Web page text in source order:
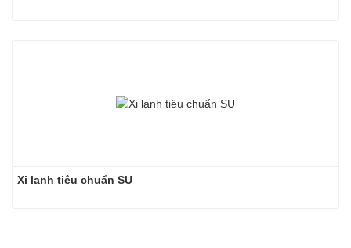
Xi lanh tiêu chuẩn SU